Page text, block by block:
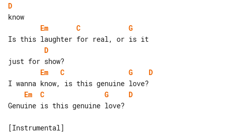
D
Em
C
G
D
Em
C G
D
Em
C G
D
Genuine is this genuine love?